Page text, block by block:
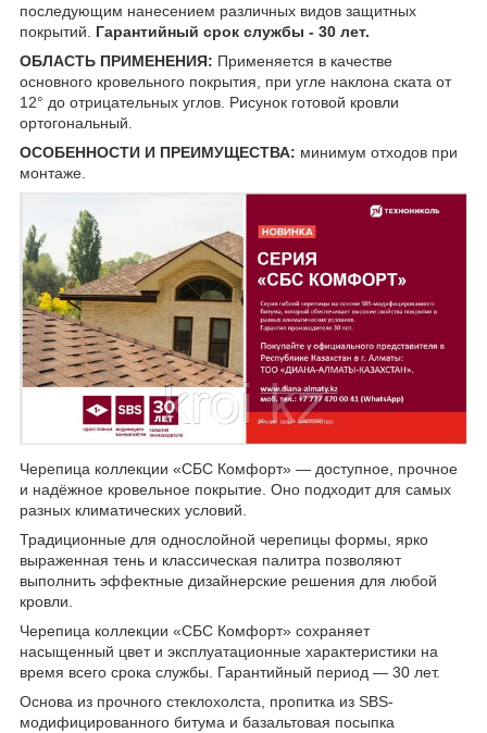
последующим нанесением различных видов защитных
покрытий. Гарантийный срок службы - 30 лет.
ОБЛАСТЬ ПРИМЕНЕНИЯ: Применяется в качестве
основного кровельного покрытия, при угле наклона ската от
12° до отрицательных углов. Рисунок готовой кровли
ортогональный.
ОСОБЕННОСТИ И ПРЕИМУЩЕСТВА: минимум отходов при
монтаже.
Черепица коллекции «СБС Комфорт» — доступное, прочное
и надёжное кровельное покрытие. Оно подходит для самых
разных климатических условий.
Традиционные для однослойной черепицы формы, ярко
выраженная тень и классическая палитра позволяют
выполнить эффектные дизайнерские решения для любой
кровли.
Черепица коллекции «СБС Комфорт» сохраняет
насыщенный цвет и эксплуатационные характеристики на
время всего срока службы. Гарантийный период — 30 лет.
Основа из прочного стеклохолста, пропитка из SBS-
модифицированного битума и базальтовая посыпка